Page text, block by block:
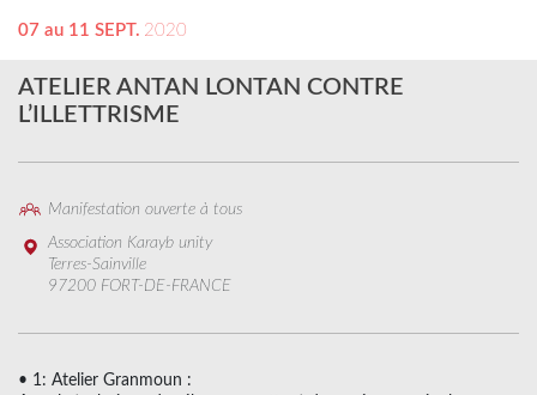
07 au 11 SEPT. 2020
ATELIER ANTAN LONTAN CONTRE
L’ILLETTRISME
Manifestation ouverte à tous
Association Karayb unity
Terres-Sainville
97200 FORT-DE-FRANCE
• 1: Atelier Granmoun :